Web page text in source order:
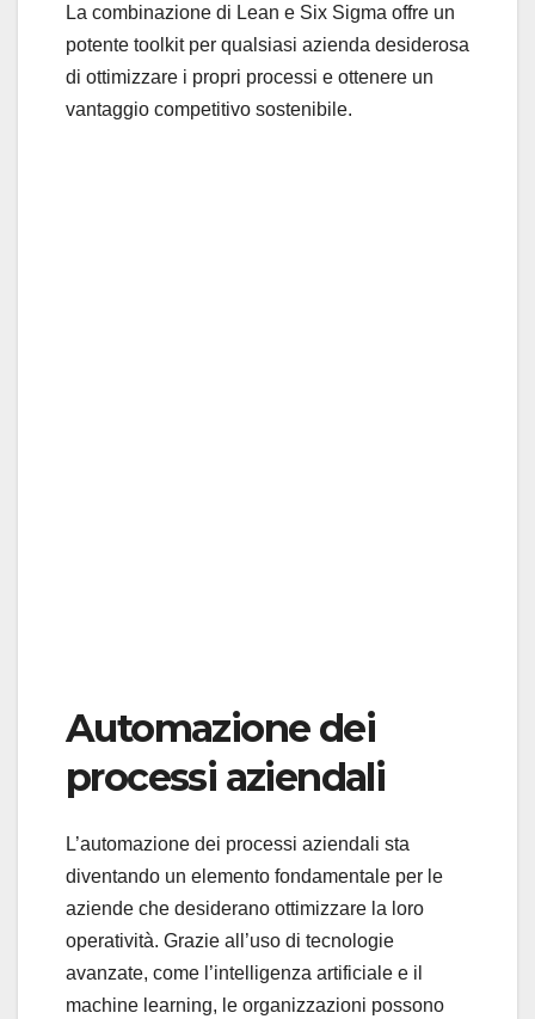
La combinazione di Lean e Six Sigma offre un
potente toolkit per qualsiasi azienda desiderosa
di ottimizzare i propri processi e ottenere un
vantaggio competitivo sostenibile.
Automazione dei
processi aziendali
L’automazione dei processi aziendali sta
diventando un elemento fondamentale per le
aziende che desiderano ottimizzare la loro
operatività. Grazie all’uso di tecnologie
avanzate, come l’intelligenza artificiale e il
machine learning, le organizzazioni possono